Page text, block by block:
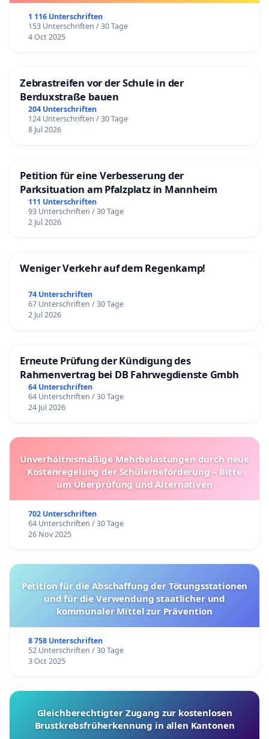
1 116 Unterschriften
153 Unterschriften / 30 Tage
4 Oct 2025
Zebrastreifen vor der Schule in der
Berduxstraße bauen
204 Unterschriften
124 Unterschriften / 30 Tage
8 Jul 2026
Petition für eine Verbesserung der
Parksituation am Pfalzplatz in Mannheim
111 Unterschriften
93 Unterschriften / 30 Tage
2 Jul 2026
Weniger Verkehr auf dem Regenkamp!
74 Unterschriften
67 Unterschriften / 30 Tage
2 Jul 2026
Erneute Prüfung der Kündigung des
Rahmenvertrag bei DB Fahrwegdienste Gmbh
64 Unterschriften
64 Unterschriften / 30 Tage
24 Jul 2026
Unverhältnismäßige Mehrbelastungen durch neue
Kostenregelung der Schülerbeförderung – Bitte
um Überprüfung und Alternativen
702 Unterschriften
64 Unterschriften / 30 Tage
26 Nov 2025
Petition für die Abschaffung der Tötungsstationen
und für die Verwendung staatlicher und
kommunaler Mittel zur Prävention
8 758 Unterschriften
52 Unterschriften / 30 Tage
3 Oct 2025
Gleichberechtigter Zugang zur kostenlosen
Brustkrebsfrüherkennung in allen Kantonen